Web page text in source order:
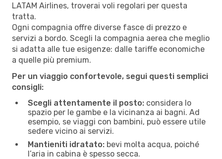
LATAM Airlines, troverai voli regolari per questa
tratta.
Ogni compagnia offre diverse fasce di prezzo e
servizi a bordo. Scegli la compagnia aerea che meglio
si adatta alle tue esigenze: dalle tariffe economiche
a quelle più premium.
Per un viaggio confortevole, segui questi semplici
consigli:
Scegli attentamente il posto: considera lo
spazio per le gambe e la vicinanza ai bagni. Ad
esempio, se viaggi con bambini, può essere utile
sedere vicino ai servizi.
Mantieniti idratato: bevi molta acqua, poiché
l’aria in cabina è spesso secca.